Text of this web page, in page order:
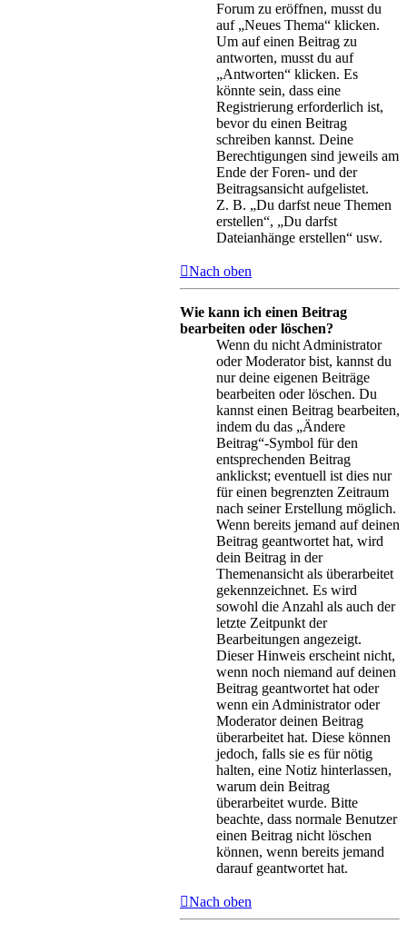
Forum zu eröffnen, musst du
auf „Neues Thema“ klicken.
Um auf einen Beitrag zu
antworten, musst du auf
„Antworten“ klicken. Es
könnte sein, dass eine
Registrierung erforderlich ist,
bevor du einen Beitrag
schreiben kannst. Deine
Berechtigungen sind jeweils am
Ende der Foren- und der
Beitragsansicht aufgelistet.
Z. B. „Du darfst neue Themen
erstellen“, „Du darfst
Dateianhänge erstellen“ usw.
Nach oben
Wie kann ich einen Beitrag
bearbeiten oder löschen?
Wenn du nicht Administrator
oder Moderator bist, kannst du
nur deine eigenen Beiträge
bearbeiten oder löschen. Du
kannst einen Beitrag bearbeiten,
indem du das „Ändere
Beitrag“-Symbol für den
entsprechenden Beitrag
anklickst; eventuell ist dies nur
für einen begrenzten Zeitraum
nach seiner Erstellung möglich.
Wenn bereits jemand auf deinen
Beitrag geantwortet hat, wird
dein Beitrag in der
Themenansicht als überarbeitet
gekennzeichnet. Es wird
sowohl die Anzahl als auch der
letzte Zeitpunkt der
Bearbeitungen angezeigt.
Dieser Hinweis erscheint nicht,
wenn noch niemand auf deinen
Beitrag geantwortet hat oder
wenn ein Administrator oder
Moderator deinen Beitrag
überarbeitet hat. Diese können
jedoch, falls sie es für nötig
halten, eine Notiz hinterlassen,
warum dein Beitrag
überarbeitet wurde. Bitte
beachte, dass normale Benutzer
einen Beitrag nicht löschen
können, wenn bereits jemand
darauf geantwortet hat.
Nach oben